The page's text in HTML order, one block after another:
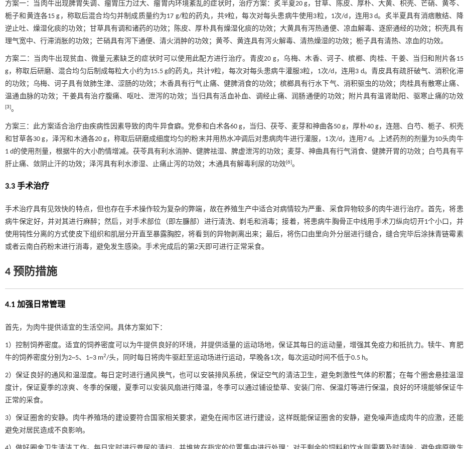
方案一：当肉牛出现脾胃失调、瘤胃压力过大、瘤胃内环境紊乱的症状时，治疗方案：炙半夏20 g，甘草、陈皮、厚朴、大黄、枳壳、芒硝、黄芩、
栀子和黄连各15 g，称取后混合均匀并制成质量约为17 g/粒的药丸，共9粒，每次对每头患病牛使用3粒，1次/d，连用3 d。炙半夏具有消痞散结、降
逆止吐、燥湿化痰的功效；甘草具有调和诸药的功效；陈皮、厚朴具有燥湿化痰的功效；大黄具有泻热通便、凉血解毒、逐瘀通经的功效；枳壳具有
理气宽中、行滞消胀的功效；芒硝具有泻下通便、清火消肿的功效；黄芩、黄连具有泻火解毒、清热燥湿的功效；栀子具有清热、凉血的功效。
方案二：当肉牛出现贫血、微量元素缺乏的症状时可以使用此配方进行治疗。青皮20 g，乌梅、木香、诃子、槟榔、肉桂、干姜、当归和附片各15
g，称取后研磨、混合均匀后制成每粒大小约为15.5 g的药丸，共计9粒，每次对每头患病牛灌服3粒，1次/d，连用3 d。青皮具有疏肝破气、消积化滞
的功效；乌梅、诃子具有敛肺生津、涩肠的功效；木香具有行气止痛、健脾消食的功效；槟榔具有行水下气、消积驱虫的功效；肉桂具有散寒止痛、
温通血脉的功效；干姜具有治疗腹痛、呕吐、泄泻的功效；当归具有活血补血、调经止痛、润肠通便的功效；附片具有温肾助阳、驱寒止痛的功效
[3]。
方案三：此方案适合治疗由疾病性因素导致的肉牛异食癖。党参和白术各60 g，当归、茯苓、麦芽和神曲各50 g，厚朴40 g，连翘、白芍、栀子、枳壳
和甘草各30 g，泽泻和木通各20 g，称取后研磨成细度均匀的粉末并用热水冲调后对患病肉牛进行灌服，1次/d，连用7 d。上述药剂的剂量为10头肉牛
1 d的使用剂量，根据牛的大小酌情增减。茯苓具有利水消肿、健脾祛湿、脾虚泄泻的功效；麦芽、神曲具有行气消食、健脾开胃的功效；白芍具有平
肝止痛、敛阴止汗的功效；泽泻具有利水渗湿、止痛止泻的功效；木通具有解毒利尿的功效[6]。
3.3 手术治疗
手术治疗具有见效快的特点，但也存在手术操作较为复杂的弊端，故在养殖生产中适合对病情较为严重、采食异物较多的肉牛进行治疗。首先，将患
病牛保定好，并对其进行麻醉；然后，对手术部位（即左臁部）进行清洗、剃毛和消毒；接着，将患病牛胸骨正中线用手术刀纵向切开1个小口，并
使用钝性分离的方式使皮下组织和肌层分开直至暴露胸腔，将看到的异物剥离出来；最后，将伤口由里向外分层进行缝合，缝合完毕后涂抹青链霉素
或者云南白药粉末进行消毒，避免发生感染。手术完成后的第2天即可进行正常采食。
4 预防措施
4.1 加强日常管理
首先，为肉牛提供适宜的生活空间。具体方案如下：
1）控制饲养密度。适宜的饲养密度可以为牛提供良好的环境，并提供适量的运动场地，保证其每日的运动量，增强其免疫力和抵抗力。犊牛、育肥
牛的饲养密度分别为2~5、1~3 m2/头，同时每日将肉牛驱赶至运动场进行运动，早晚各1次，每次运动时间不低于0.5 h。
2）保证良好的通风和温湿度。每日定时进行通风换气，也可以安装排风系统，保证空气的清洁卫生，避免刺激性气体的积蓄；在每个圈舍悬挂温湿
度计，保证夏季的凉爽、冬季的保暖，夏季可以安装风扇进行降温，冬季可以通过铺设垫草、安装门帘、保温灯等进行保温，良好的环境能够保证牛
正常的采食。
3）保证圈舍的安静。肉牛养殖场的建设要符合国家相关要求，避免在闹市区进行建设，这样既能保证圈舍的安静，避免噪声造成肉牛的应激，还能
避免对居民造成不良影响。